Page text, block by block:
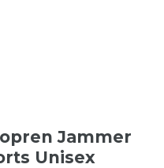
Jammer
Unisex